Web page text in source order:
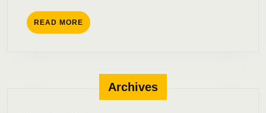
READ MORE READ
MORE
Archives